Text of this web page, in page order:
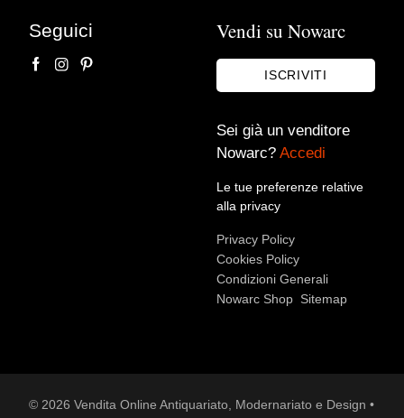
Accetto le condizioni sullaprivacy policy*.
Voglio rimanere aggiornato sulle ultime novità.
Seguici Vendi su Nowarc
ISCRIVITI
Sei già un venditore
Nowarc? Accedi
Le tue preferenze relative
alla privacy
Privacy Policy
Cookies Policy
Condizioni Generali
Nowarc Shop Sitemap
© 2026 Vendita Online Antiquariato, Modernariato e Design •